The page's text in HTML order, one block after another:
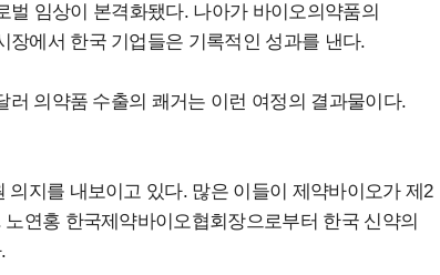
임상이 본격화됐다. 나아가 바이오의약품의
에서 한국 기업들은 기록적인 성과를 낸다.
의약품 수출의 쾌거는 이런 여정의 결과물이다.
지를 내보이고 있다. 많은 이들이 제약바이오가 제2
연홍 한국제약바이오협회장으로부터 한국 신약의